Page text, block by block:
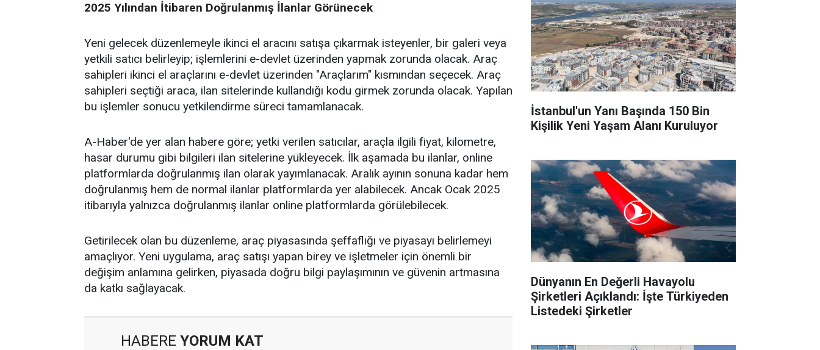
2025 Yılından İtibaren Doğrulanmış İlanlar Görünecek
Yeni gelecek düzenlemeyle ikinci el aracını satışa çıkarmak isteyenler, bir galeri veya
yetkili satıcı belirleyip; işlemlerini e-devlet üzerinden yapmak zorunda olacak. Araç
sahipleri ikinci el araçlarını e-devlet üzerinden "Araçlarım" kısmından seçecek. Araç
sahipleri seçtiği araca, ilan sitelerinde kullandığı kodu girmek zorunda olacak. Yapılan
bu işlemler sonucu yetkilendirme süreci tamamlanacak.
A-Haber'de yer alan habere göre; yetki verilen satıcılar, araçla ilgili fiyat, kilometre,
hasar durumu gibi bilgileri ilan sitelerine yükleyecek. İlk aşamada bu ilanlar, online
platformlarda doğrulanmış ilan olarak yayımlanacak. Aralık ayının sonuna kadar hem
doğrulanmış hem de normal ilanlar platformlarda yer alabilecek. Ancak Ocak 2025
itibarıyla yalnızca doğrulanmış ilanlar online platformlarda görülebilecek.
Getirilecek olan bu düzenleme, araç piyasasında şeffaflığı ve piyasayı belirlemeyi
amaçlıyor. Yeni uygulama, araç satışı yapan birey ve işletmeler için önemli bir
değişim anlamına gelirken, piyasada doğru bilgi paylaşımının ve güvenin artmasına
da katkı sağlayacak.
HABERE YORUM KAT
İstanbul'un Yanı Başında 150 Bin
Kişilik Yeni Yaşam Alanı Kuruluyor
Dünyanın En Değerli Havayolu
Şirketleri Açıklandı: İşte Türkiyeden
Listedeki Şirketler